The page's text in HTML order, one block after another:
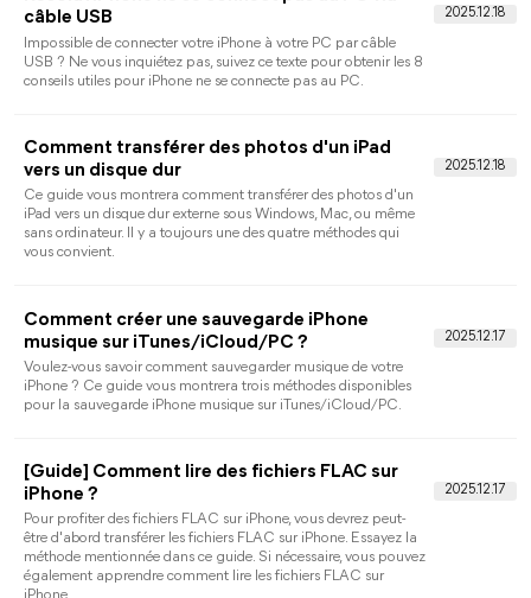
[Résolu] Ma musique a disparu de la
bibliothèque iTunes
La musique a disparu de la bibliothèque iTunes ? Ce guide
Comment transférer les photos iPhone sur clé
USB [5 Façons]
iPhone. Ce guide vous expliquera comment transférer des
photos du portable sur une clé USB avec les 5 façons simples.
Comment transférer des fichiers de PC vers
Besoin de transférer des fichiers du PC vers iPhone sans iTunes
? Alors, vous êtes au bon endroit. Ce guide vous aidera à
transférer facilement photos, vidéos, musique ou autres fichiers
de PC vers iPhone.